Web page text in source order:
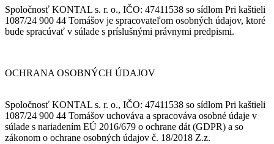
Spoločnosť KONTAL s. r. o., IČO: 47411538 so sídlom Pri kaštieli
1087/24 900 44 Tomášov je spracovateľom osobných údajov, ktoré
bude spracúvať v súlade s príslušnými právnymi predpismi.
OCHRANA OSOBNÝCH ÚDAJOV
Spoločnosť KONTAL s. r. o., IČO: 47411538 so sídlom Pri kaštieli
1087/24 900 44 Tomášov uchováva a spracováva osobné údaje v
súlade s nariadením EÚ 2016/679 o ochrane dát (GDPR) a so
zákonom o ochrane osobných údajov č. 18/2018 Z.z.